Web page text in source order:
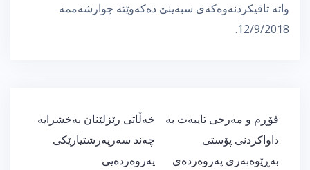
واتە تاقیكردنەوەكەی سبەینێ دەكەوێتە چوارشەممە
12/9/2018.
ڕێدۆزیی
بابەت
خەڵاتی رێزلێنان بەخشرایە
چەند سەرپەرشتیارێكی
پەروەردەیی
فۆڕم و مەرجی تایبەت بە
داواكردنی پۆستی
بەڕێوەبەری پەروەردەی